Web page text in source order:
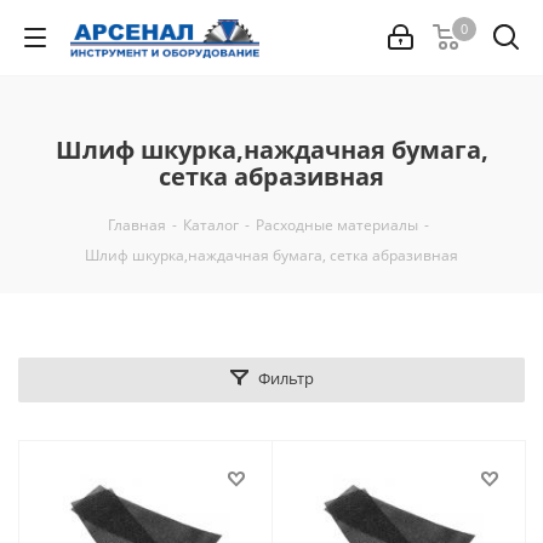
0
Шлиф шкурка,наждачная бумага,
сетка абразивная
Главная - Каталог - Расходные материалы -
Шлиф шкурка,наждачная бумага, сетка абразивная
Фильтр